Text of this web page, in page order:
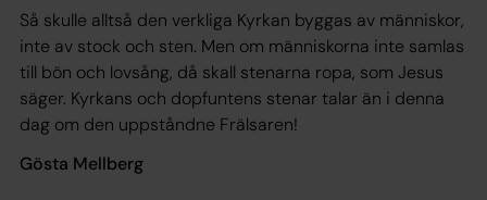
Så skulle alltså den verkliga Kyrkan byggas av människor,
inte av stock och sten. Men om människorna inte samlas
till bön och lovsång, då skall stenarna ropa, som Jesus
säger. Kyrkans och dopfuntens stenar talar än i denna
dag om den uppståndne Frälsaren!
Gösta Mellberg